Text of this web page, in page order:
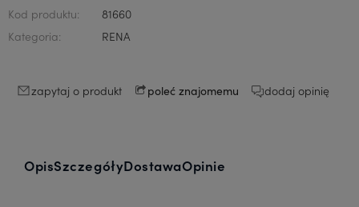
Kod produktu:
81660
Kategoria:
RENA
zapytaj o produkt poleć znajomemu dodaj opinię
OpisSzczegółyDostawaOpinie